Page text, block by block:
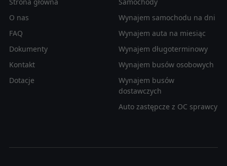
O nas
FAQ
Dokumenty
Kontakt
Dotacje
Wynajem samochodu na dni
Wynajem auta na miesiąc
Wynajem długoterminowy
Wynajem busów osobowych
Wynajem busów
dostawczych
Auto zastępcze z OC sprawcy